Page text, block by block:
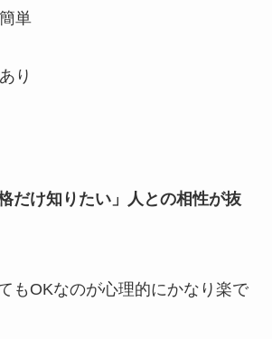
単
り
だけ知りたい」人との相性が抜
もOKなのが心理的にかなり楽で